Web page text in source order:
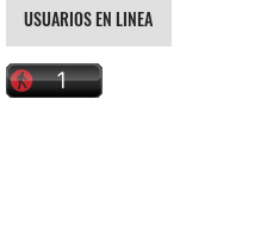
USUARIOS EN LINEA